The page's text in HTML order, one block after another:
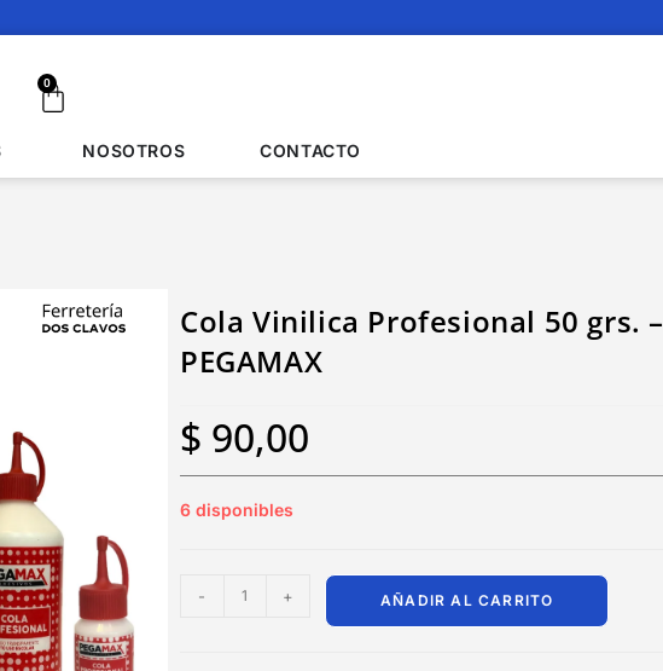
0
NOSOTROS CONTACTO
Cola Vinilica Profesional 50 grs. –
PEGAMAX
$ 90,00
6 disponibles
- + AÑADIR AL CARRITO